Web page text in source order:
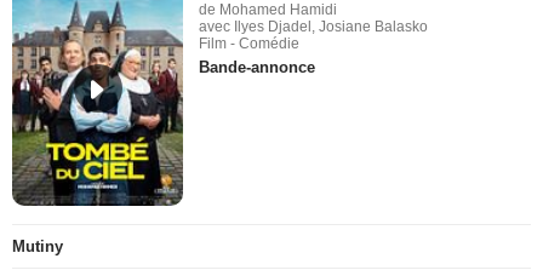
de Mohamed Hamidi
avec Ilyes Djadel, Josiane Balasko
Film - Comédie
Bande-annonce
Mutiny